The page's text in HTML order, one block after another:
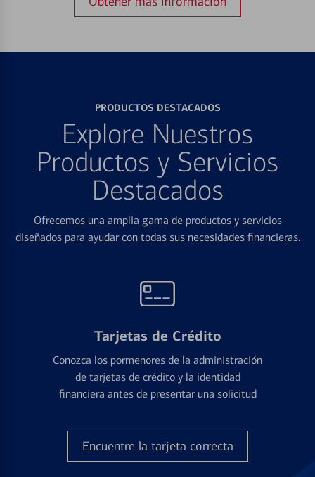
PRODUCTOS DESTACADOS
Explore Nuestros
Productos y Servicios
Destacados
Ofrecemos una amplia gama de productos y servicios
diseñados para ayudar con todas sus necesidades financieras.
Tarjetas de Crédito
Conozca los pormenores de la administración
de tarjetas de crédito y la identidad
financiera antes de presentar una solicitud
Encuentre la tarjeta correcta